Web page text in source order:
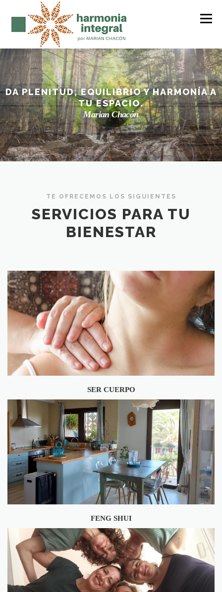
Menú
FENG SHUI SER CUERPO FORMACIÓN
MANTRAS SOBRE MI BLOG CONTACTO
DA PLENITUD, EQUILIBRIO Y HARMONÍA A
TU ESPACIO.
Marian Chacón
TE OFRECEMOS LOS SIGUIENTES
SERVICIOS PARA TU
BIENESTAR
SER CUERPO
FENG SHUI